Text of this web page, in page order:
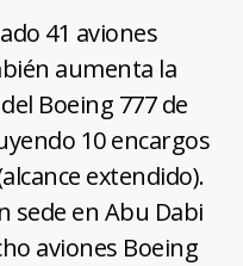
41 aviones
aumenta la
Boeing 777 de
10 encargos
extendido).
sede en Abu Dabi
aviones Boeing